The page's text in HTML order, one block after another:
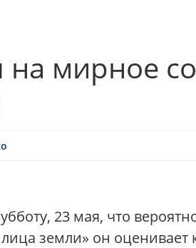
мирное
23 мая, что
земли» он оценивает